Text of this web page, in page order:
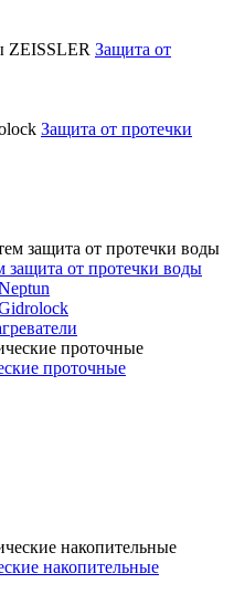
Защита от
Защита от протечки
от протечки воды
проточные
накопительные